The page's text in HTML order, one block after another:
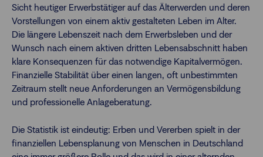
Sicht heutiger Erwerbstätiger auf das Älterwerden und deren
Vorstellungen von einem aktiv gestalteten Leben im Alter.
Die längere Lebenszeit nach dem Erwerbsleben und der
Wunsch nach einem aktiven dritten Lebensabschnitt haben
klare Konsequenzen für das notwendige Kapitalvermögen.
Finanzielle Stabilität über einen langen, oft unbestimmten
Zeitraum stellt neue Anforderungen an Vermögensbildung
und professionelle Anlageberatung.
Die Statistik ist eindeutig: Erben und Vererben spielt in der
finanziellen Lebensplanung von Menschen in Deutschland